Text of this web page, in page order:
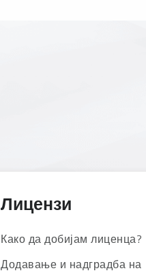
Лицензи
Како да добијам лиценца?
Додавање и надградба на